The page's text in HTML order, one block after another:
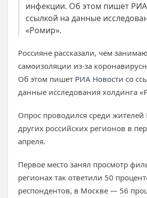
инфекции. Об этом пишет
ссылкой на данные
«Ромир».
Россияне рассказали, чем
самоизоляции из-за
Об этом пишет РИА Новости со
данные исследования холдинга
Опрос проводился среди
других российских регионов в
апреля.
Первое место занял просмотр
регионах так ответили 50
респондентов, в Москве — 56